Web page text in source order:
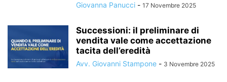
Giovanna Panucci - 17 Novembre 2025
Successioni: il preliminare di
vendita vale come accettazione
tacita dell’eredità
Avv. Giovanni Stampone - 3 Novembre 2025